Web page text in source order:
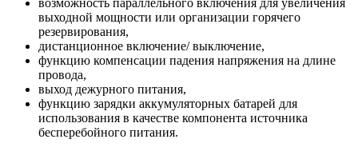
выходной мощности или организации горячего
резервирования,
дистанционное включение/ выключение,
функцию компенсации падения напряжения на длине
провода,
выход дежурного питания,
функцию зарядки аккумуляторных батарей для
использования в качестве компонента источника
бесперебойного питания.